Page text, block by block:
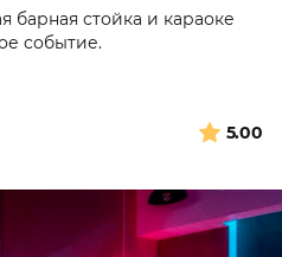
барная стойка и караоке
событие.
5.00